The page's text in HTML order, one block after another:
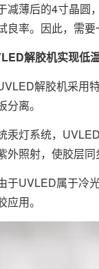
薄后的4寸晶圆，
良率。因此，需
解胶机实现低
解胶机采用特
离。
灯系统，UVLED
外照射，使胶层
UVLED属于冷光
用。